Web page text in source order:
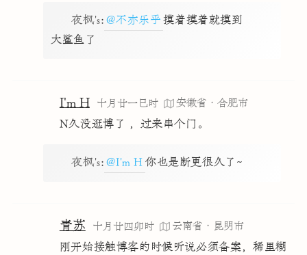
夜枫's: @不亦乐乎 摸着摸着就摸到
大鲨鱼了
I'm H 十月廿一巳时
安徽省·合肥市
N久没逛博了 ，过来串个门。
夜枫's: @I'm H 你也是断更很久了~
青苏 十月廿四卯时
云南省·昆明市
刚开始接触博客的时候听说必须备案，稀里糊